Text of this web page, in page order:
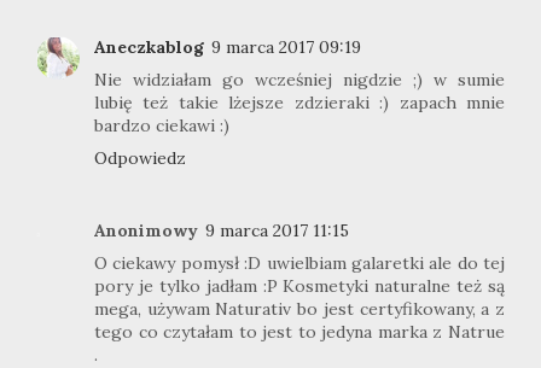
Aneczkablog 9 marca 2017 09:19
Nie widziałam go wcześniej nigdzie ;) w sumie
lubię też takie lżejsze zdzieraki :) zapach mnie
bardzo ciekawi :)
Odpowiedz
Anonimowy 9 marca 2017 11:15
O ciekawy pomysł :D uwielbiam galaretki ale do tej
pory je tylko jadłam :P Kosmetyki naturalne też są
mega, używam Naturativ bo jest certyfikowany, a z
tego co czytałam to jest to jedyna marka z Natrue
.